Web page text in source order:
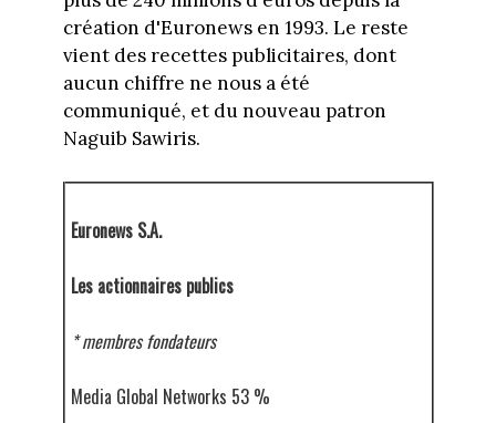
création d'Euronews en 1993. Le reste
vient des recettes publicitaires, dont
aucun chiffre ne nous a été
communiqué, et du nouveau patron
Naguib Sawiris.
Euronews S.A.
Les actionnaires publics
* membres fondateurs
Media Global Networks 53 %